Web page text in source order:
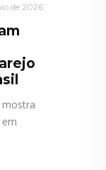
de 2026
mostra